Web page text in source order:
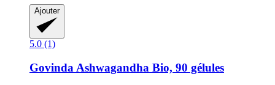
Ajouter
5.0 (1)
Govinda Ashwagandha Bio, 90 gélules